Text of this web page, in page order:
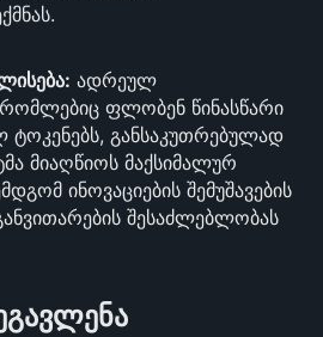
ადრეულ
ფლობენ წინასწარი
ტოკენებს, განსაკუთრებულად
მიაღწიოს მაქსიმალურ
ინოვაციების შემუშავების
შესაძლებლობას